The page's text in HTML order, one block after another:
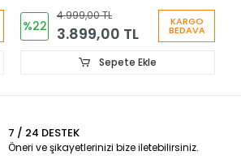
%22
4.999,00 TL
3.899,00 TL
KARGO
BEDAVA
Sepete Ekle
7 / 24 DESTEK
Öneri ve şikayetlerinizi bize iletebilirsiniz.